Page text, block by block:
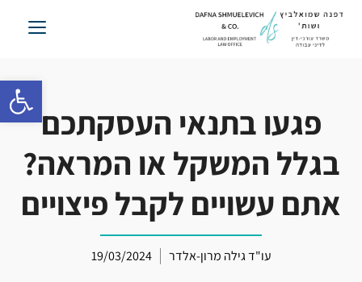
פתח
דלג
פגעו בתנאי העסקתכם
בגלל המשקל או המראה?
אתם עשויים לקבל פיצויים
עו"ד גילה מרון-אלדר 19/03/2024